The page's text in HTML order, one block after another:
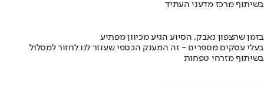
בשיתוף מרכז מדעני העתיד
בזמן שהצפון נאבק, הסיוע הגיע מכיוון מפתיע
בעלי עסקים מספרים - זה המענק הכספי שעוזר לנו לחזור למסלול
בשיתוף מזרחי טפחות